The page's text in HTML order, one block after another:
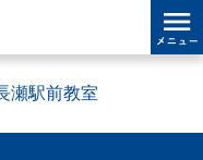
瀬駅前教室